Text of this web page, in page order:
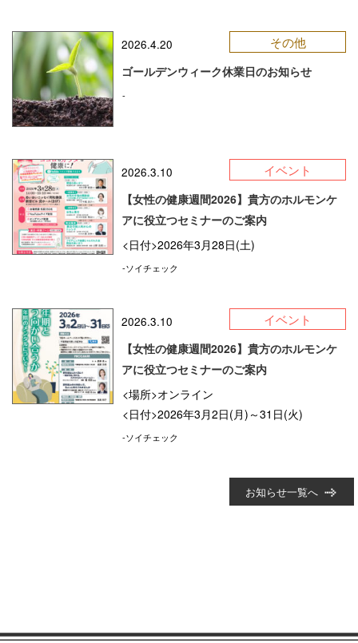
2026.4.20 その他
ゴールデンウィーク休業日のお知らせ
-
2026.3.10 イベント
【女性の健康週間2026】貴方のホルモンケ
アに役立つセミナーのご案内
<日付>2026年3月28日(土)
-ソイチェック
2026.3.10 イベント
【女性の健康週間2026】貴方のホルモンケ
アに役立つセミナーのご案内
<場所>オンライン
<日付>2026年3月2日(月)～31日(火)
-ソイチェック
お知らせ一覧へ